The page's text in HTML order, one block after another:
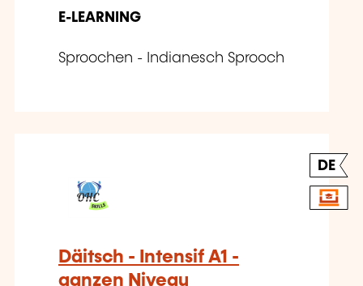
E-LEARNING
Sproochen - Indianesch Sprooch
DE
Däitsch - Intensif A1 -
ganzen Niveau